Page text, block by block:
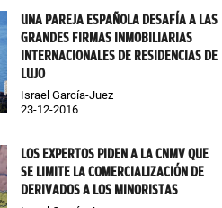
UNA PAREJA ESPAÑOLA DESAFÍA A LAS
GRANDES FIRMAS INMOBILIARIAS
INTERNACIONALES DE RESIDENCIAS DE
LUJO
Israel García-Juez
23-12-2016
LOS EXPERTOS PIDEN A LA CNMV QUE
SE LIMITE LA COMERCIALIZACIÓN DE
DERIVADOS A LOS MINORISTAS